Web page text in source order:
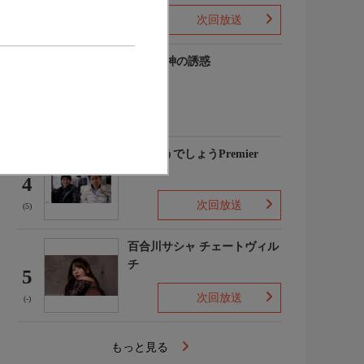
次回放送
谷碧 女神の誘惑
4
(5)
水曜どうでしょうPremier
次回放送
5
(-)
百合川サシャ チェートヴィル
チ
次回放送
もっと見る